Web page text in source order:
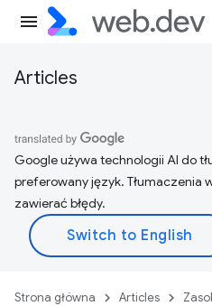
Articles
Google używa technologii AI do
preferowany język. Tłumaczenia
zawierać błędy.
Strona główna Articles